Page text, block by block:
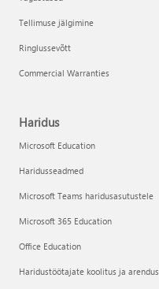
Tellimuse jälgimine
Ringlussevõtt
Commercial Warranties
Haridus
Microsoft Education
Haridusseadmed
Microsoft Teams haridusasutustele
Microsoft 365 Education
Office Education
Haridustöötajate koolitus ja arendus